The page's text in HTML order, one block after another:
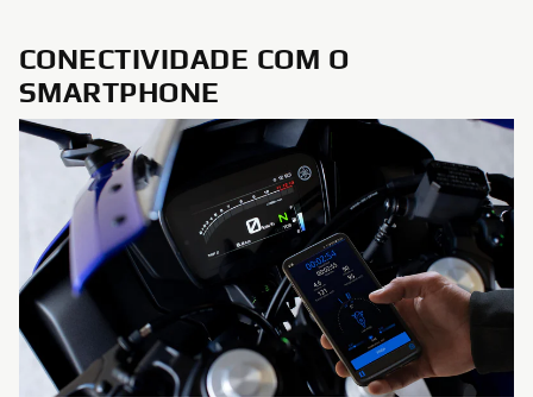
CONECTIVIDADE COM O
SMARTPHONE